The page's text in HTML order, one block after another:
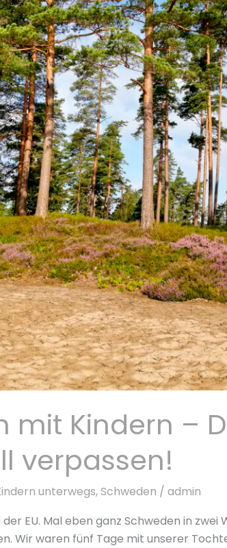
mit Kindern –
verpassen!
unterwegs,Schweden / admin
EU. Mal eben ganz Schweden in
Wir waren fünf Tage mit unserer